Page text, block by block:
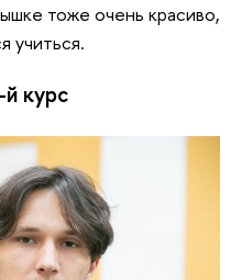
тоже очень красиво,
учиться.
курс